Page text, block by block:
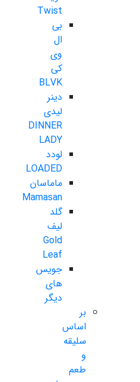
Twist
بی
ال
وی
کی
BLVK
دینر
لیدی
DINNER
LADY
لودد
LOADED
ماماسان
Mamasan
گلد
لیف
Gold
Leaf
جویس
های
دیگر
بر
اساس
سلیقه
و
طعم